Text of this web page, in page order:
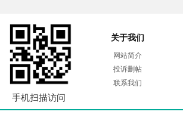
手机扫描访问
关于我们
网站简介
投诉删帖
联系我们